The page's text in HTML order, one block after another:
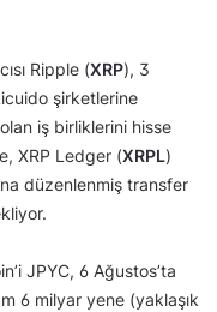
Ripple (XRP), 3
şirketlerine
iş birliklerini hisse
XRP Ledger (XRPL)
düzenlenmiş transfer
JPYC, 6 Ağustos’ta
6 milyar yene (yaklaşık